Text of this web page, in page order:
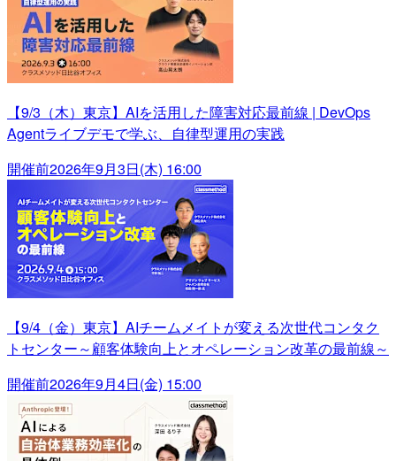
【9/3（木）東京】AIを活用した障害対応最前線 | DevOps
Agentライブデモで学ぶ、自律型運用の実践
開催前2026年9月3日(木) 16:00
【9/4（金）東京】AIチームメイトが変える次世代コンタク
トセンター～顧客体験向上とオペレーション改革の最前線～
開催前2026年9月4日(金) 15:00